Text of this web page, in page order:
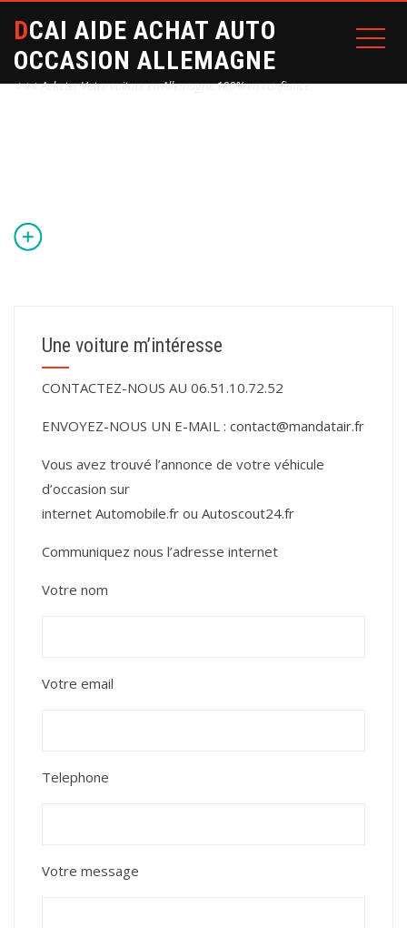
DCAI AIDE ACHAT AUTO
OCCASION ALLEMAGNE
⭐⭐⭐ Acheter Votre voiture en Allemagne 100% en confiance
Une voiture m’intéresse
CONTACTEZ-NOUS AU 06.51.10.72.52
ENVOYEZ-NOUS UN E-MAIL : contact@mandatair.fr
Vous avez trouvé l’annonce de votre véhicule
d’occasion sur
internet Automobile.fr ou Autoscout24.fr
Communiquez nous l’adresse internet
Votre nom
Votre email
Telephone
Votre message